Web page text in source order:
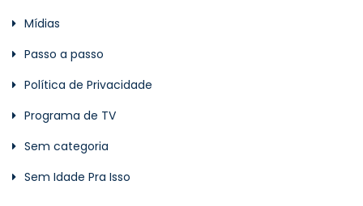
Mídias
Passo a passo
Política de Privacidade
Programa de TV
Sem categoria
Sem Idade Pra Isso